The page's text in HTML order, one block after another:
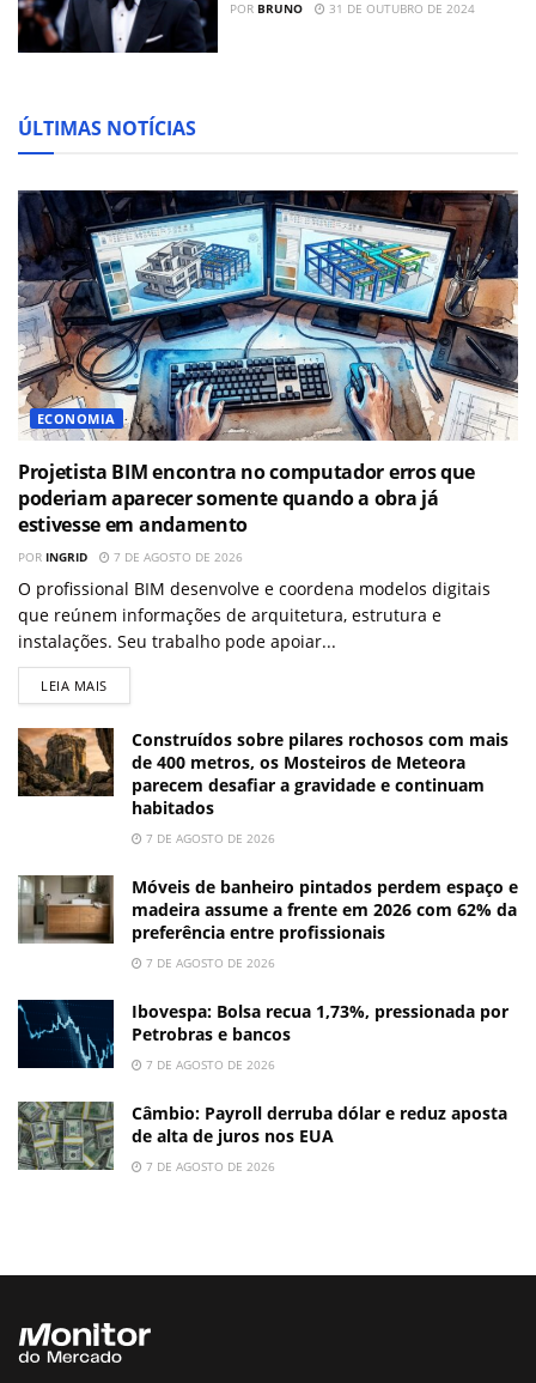
POR BRUNO 31 DE OUTUBRO DE 2024
ÚLTIMAS NOTÍCIAS
ECONOMIA
Projetista BIM encontra no computador erros que
poderiam aparecer somente quando a obra já
estivesse em andamento
POR INGRID 7 DE AGOSTO DE 2026
O profissional BIM desenvolve e coordena modelos digitais
que reúnem informações de arquitetura, estrutura e
instalações. Seu trabalho pode apoiar...
LEIA MAIS
Construídos sobre pilares rochosos com mais
de 400 metros, os Mosteiros de Meteora
parecem desafiar a gravidade e continuam
habitados
7 DE AGOSTO DE 2026
Móveis de banheiro pintados perdem espaço e
madeira assume a frente em 2026 com 62% da
preferência entre profissionais
7 DE AGOSTO DE 2026
Ibovespa: Bolsa recua 1,73%, pressionada por
Petrobras e bancos
7 DE AGOSTO DE 2026
Câmbio: Payroll derruba dólar e reduz aposta
de alta de juros nos EUA
7 DE AGOSTO DE 2026